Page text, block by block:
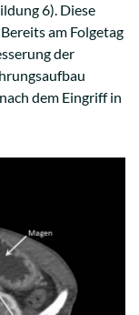
6). Diese
am Folgetag
der
dem Eingriff in